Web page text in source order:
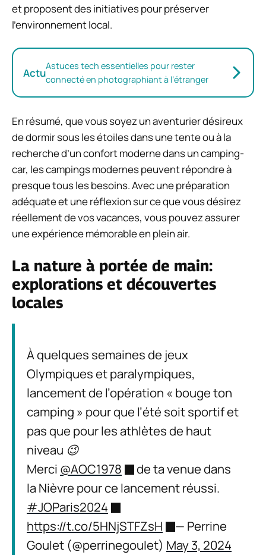
et proposent des initiatives pour préserver
l’environnement local.
ActuAstuces tech essentielles pour rester
connecté en photographiant à l’étranger
En résumé, que vous soyez un aventurier désireux
de dormir sous les étoiles dans une tente ou à la
recherche d’un confort moderne dans un camping-
car, les campings modernes peuvent répondre à
presque tous les besoins. Avec une préparation
adéquate et une réflexion sur ce que vous désirez
réellement de vos vacances, vous pouvez assurer
une expérience mémorable en plein air.
La nature à portée de main:
explorations et découvertes
locales
À quelques semaines de jeux
Olympiques et paralympiques,
lancement de l’opération « bouge ton
camping » pour que l’été soit sportif et
pas que pour les athlètes de haut
niveau 😉
Merci @AOC1978
de ta venue dans
la Nièvre pour ce lancement réussi.
#JOParis2024
https://t.co/5HNjSTFZsH
— Perrine
Goulet (@perrinegoulet) May 3, 2024